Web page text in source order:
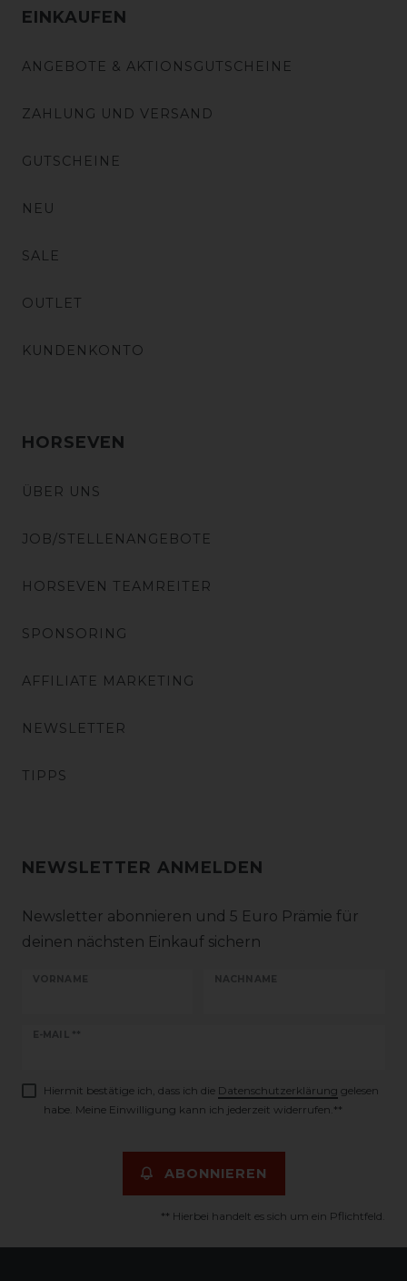
EINKAUFEN
ANGEBOTE & AKTIONSGUTSCHEINE
ZAHLUNG UND VERSAND
GUTSCHEINE
NEU
SALE
OUTLET
KUNDENKONTO
HORSEVEN
ÜBER UNS
JOB/STELLENANGEBOTE
HORSEVEN TEAMREITER
SPONSORING
AFFILIATE MARKETING
NEWSLETTER
TIPPS
NEWSLETTER ANMELDEN
Newsletter abonnieren und 5 Euro Prämie für
deinen nächsten Einkauf sichern
VORNAME NACHNAME
E-MAIL **
Newsletter
Hiermit bestätige ich, dass ich die Daten­schutz­erklärung gelesen
habe. Meine Einwilligung kann ich jederzeit widerrufen.**
ABONNIEREN
** Hierbei handelt es sich um ein Pflichtfeld.